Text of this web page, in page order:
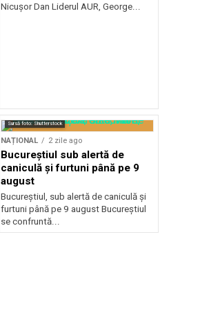
Nicușor Dan Liderul AUR, George...
Sursă foto: Shutterstock
NAȚIONAL 2 zile ago
Bucureștiul sub alertă de
caniculă și furtuni până pe 9
august
Bucureștiul, sub alertă de caniculă și
furtuni până pe 9 august Bucureștiul
se confruntă...